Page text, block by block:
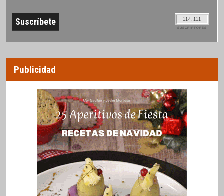
114.111
SUSCRIPTORES
Publicidad